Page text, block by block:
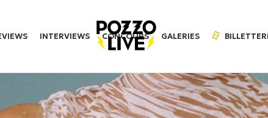
INTERVIEWS CONCOURS GALERIES